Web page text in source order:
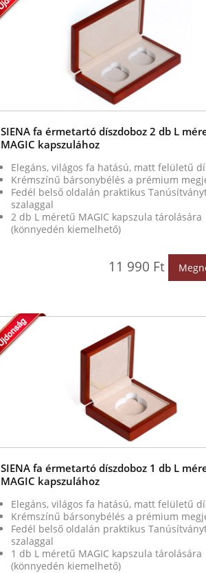
SIENA fa érmetartó díszdoboz 2 db L
MAGIC kapszulához
Elegáns, világos fa hatású, matt felületű
Krémszínű bársonybélés a prémium
Fedél belső oldalán praktikus
szalaggal
2 db L méretű MAGIC kapszula tárolására
(könnyedén kiemelhető)
11 990 Ft
SIENA fa érmetartó díszdoboz 1 db L
MAGIC kapszulához
Elegáns, világos fa hatású, matt felületű
Krémszínű bársonybélés a prémium
Fedél belső oldalán praktikus
szalaggal
1 db L méretű MAGIC kapszula tárolására
(könnyedén kiemelhető)